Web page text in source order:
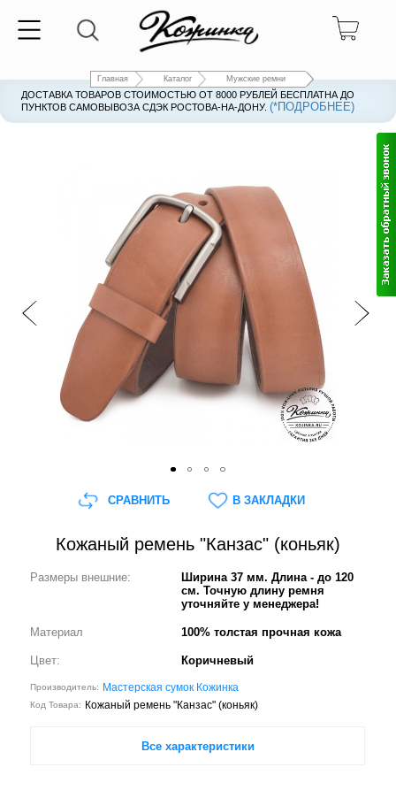
Главная Каталог Мужские ремни
ДОСТАВКА ТОВАРОВ СТОИМОСТЬЮ ОТ 8000 РУБЛЕЙ БЕСПЛАТНА ДО
ПУНКТОВ САМОВЫВОЗА СДЭК РОСТОВА-НА-ДОНУ.(*ПОДРОБНЕЕ)
Кожаный ремень "Канзас" (коньяк)
Размеры внешние:
Ширина 37 мм. Длина - до 120
см. Точную длину ремня
уточняйте у менеджера!
Материал 100% толстая прочная кожа
Цвет: Коричневый
Производитель: Мастерская сумок Кожинка
Код Товара: Кожаный ремень "Канзас" (коньяк)
Все характеристики
СРАВНИТЬ В ЗАКЛАДКИ